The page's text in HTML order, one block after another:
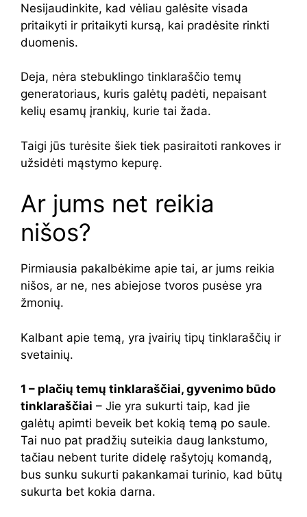
Nesijaudinkite, kad vėliau galėsite visada
pritaikyti ir pritaikyti kursą, kai pradėsite rinkti
duomenis.
Deja, nėra stebuklingo tinklaraščio temų
generatoriaus, kuris galėtų padėti, nepaisant
kelių esamų įrankių, kurie tai žada.
Taigi jūs turėsite šiek tiek pasiraitoti rankoves ir
užsidėti mąstymo kepurę.
Ar jums net reikia
nišos?
Pirmiausia pakalbėkime apie tai, ar jums reikia
nišos, ar ne, nes abiejose tvoros pusėse yra
žmonių.
Kalbant apie temą, yra įvairių tipų tinklaraščių ir
svetainių.
1 – plačių temų tinklaraščiai, gyvenimo būdo
tinklaraščiai – Jie yra sukurti taip, kad jie
galėtų apimti beveik bet kokią temą po saule.
Tai nuo pat pradžių suteikia daug lankstumo,
tačiau nebent turite didelę rašytojų komandą,
bus sunku sukurti pakankamai turinio, kad būtų
sukurta bet kokia darna.